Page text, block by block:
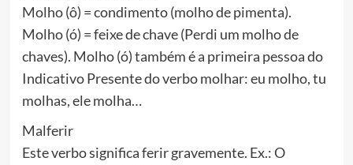
Molho (ô) = condimento (molho de pimenta).
Molho (ó) = feixe de chave (Perdi um molho de
chaves). Molho (ó) também é a primeira pessoa do
Indicativo Presente do verbo molhar: eu molho, tu
molhas, ele molha…
Malferir
Este verbo significa ferir gravemente. Ex.: O